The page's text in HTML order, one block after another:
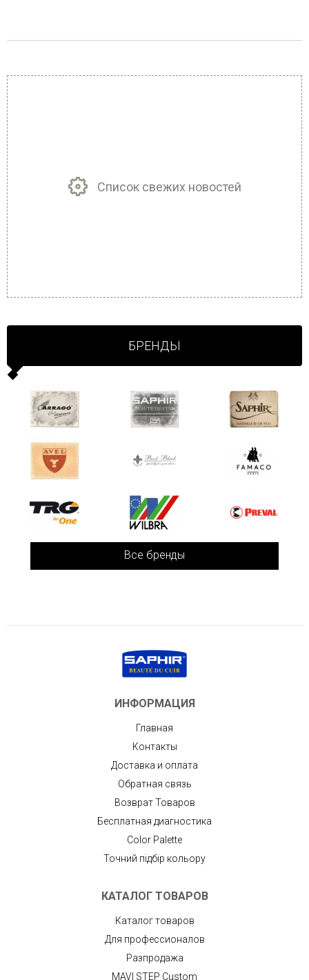
Список свежих новостей
БРЕНДЫ
Все бренды
ИНФОРМАЦИЯ
Главная
Контакты
Доставка и оплата
Обратная связь
Возврат Товаров
Бесплатная диагностика
Color Palette
Точний підбір кольору
КАТАЛОГ ТОВАРОВ
Каталог товаров
Для профессионалов
Разпродажа
MAVI STEP Custom